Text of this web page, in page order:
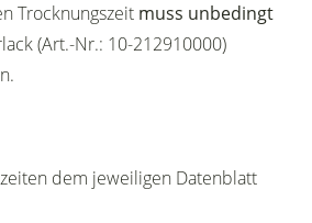
Trocknungszeit muss unbedingt
(Art.-Nr.: 10-212910000)
dem jeweiligen Datenblatt